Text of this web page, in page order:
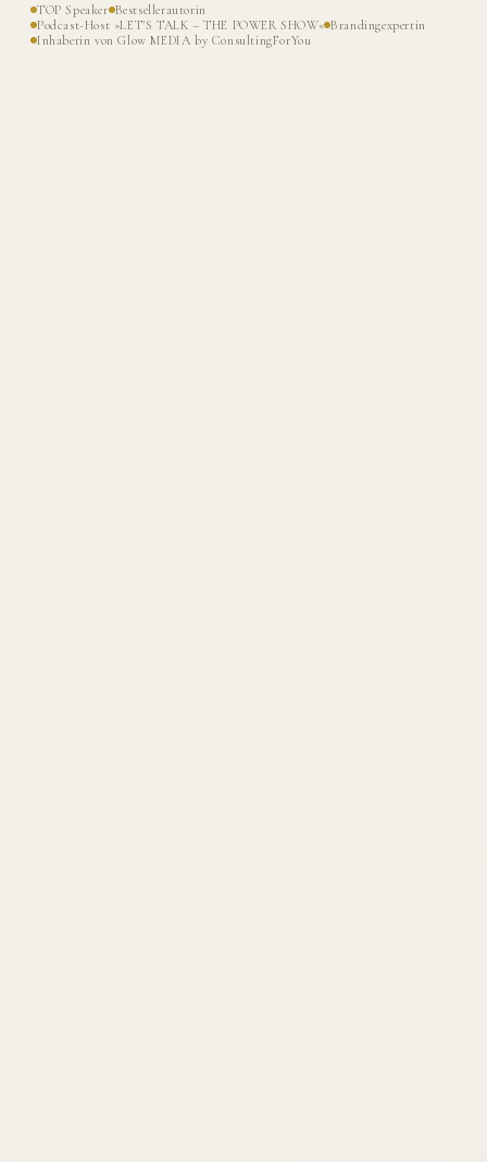
TOP Speaker Bestsellerautorin
Podcast-Host »LET'S TALK – THE POWER SHOW« Brandingexpertin
Inhaberin von Glow MEDIA by ConsultingForYou